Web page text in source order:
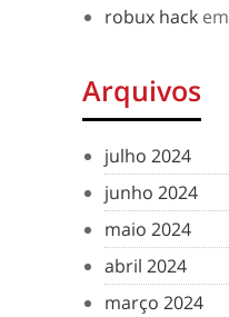
robux hack em
Arquivos
julho 2024
junho 2024
maio 2024
abril 2024
março 2024